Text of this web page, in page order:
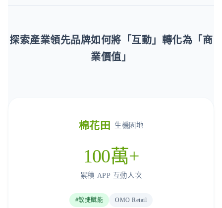
探索產業領先品牌如何將「互動」轉化為「商
業價值」
棉花田 生機園地
100萬+
累積 APP 互動人次
#敏捷賦能 OMO Retail